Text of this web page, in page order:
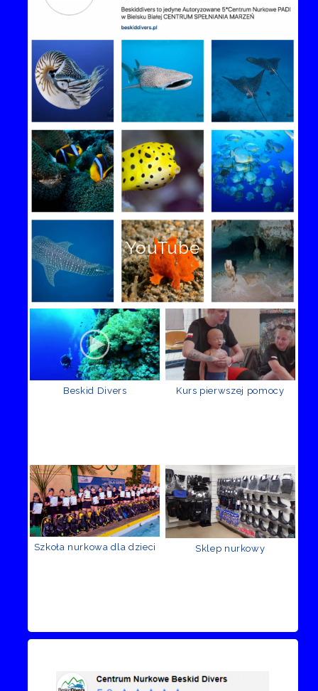
YouTube
Beskid Divers Kurs pierwszej pomocy
Szkoła nurkowa dla dzieci Sklep nurkowy